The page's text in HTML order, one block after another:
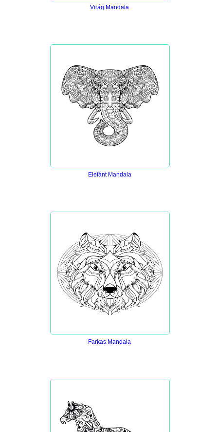
Virág Mandala
Elefánt Mandala
Farkas Mandala